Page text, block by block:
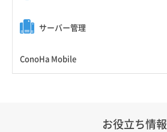
サーバー管理
ConoHa Mobile
お役立ち情報